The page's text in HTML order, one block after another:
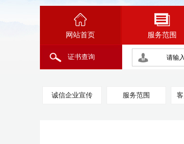
网站首页 服务范围
证书查询
诚信企业宣传 服务范围